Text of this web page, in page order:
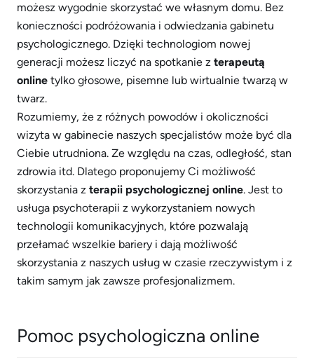
możesz wygodnie skorzystać we własnym domu. Bez
konieczności podróżowania i odwiedzania gabinetu
psychologicznego. Dzięki technologiom nowej
generacji możesz liczyć na spotkanie z terapeutą
online tylko głosowe, pisemne lub wirtualnie twarzą w
twarz.
Rozumiemy, że z różnych powodów i okoliczności
wizyta w gabinecie naszych specjalistów może być dla
Ciebie utrudniona. Ze względu na czas, odległość, stan
zdrowia itd. Dlatego proponujemy Ci możliwość
skorzystania z terapii psychologicznej online. Jest to
usługa psychoterapii z wykorzystaniem nowych
technologii komunikacyjnych, które pozwalają
przełamać wszelkie bariery i dają możliwość
skorzystania z naszych usług w czasie rzeczywistym i z
takim samym jak zawsze profesjonalizmem.
Pomoc psychologiczna online